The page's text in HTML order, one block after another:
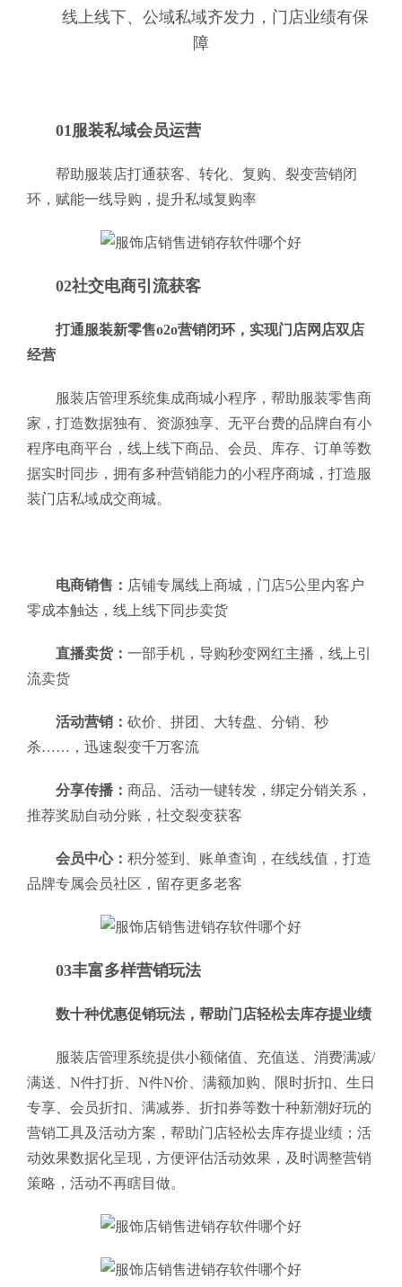
线上线下、公域私域齐发力，门店业绩有保
障
01服装私域会员运营
帮助服装店打通获客、转化、复购、裂变营销闭
环，赋能一线导购，提升私域复购率
02社交电商引流获客
打通服装新零售o2o营销闭环，实现门店网店双店
经营
服装店管理系统集成商城小程序，帮助服装零售商
家，打造数据独有、资源独享、无平台费的品牌自有小
程序电商平台，线上线下商品、会员、库存、订单等数
据实时同步，拥有多种营销能力的小程序商城，打造服
装门店私域成交商城。
电商销售： 店铺专属线上商城，门店5公里内客户
零成本触达，线上线下同步卖货
直播卖货： 一部手机，导购秒变网红主播，线上引
流卖货
活动营销： 砍价、拼团、大转盘、分销、秒
杀……，迅速裂变千万客流
分享传播： 商品、活动一键转发，绑定分销关系，
推荐奖励自动分账，社交裂变获客
会员中心： 积分签到、账单查询，在线线值，打造
品牌专属会员社区，留存更多老客
03丰富多样营销玩法
数十种优惠促销玩法，帮助门店轻松去库存提业绩
服装店管理系统提供小额储值、充值送、消费满减/
满送、N件打折、N件N价、满额加购、限时折扣、生日
专享、会员折扣、满减券、折扣券等数十种新潮好玩的
营销工具及活动方案，帮助门店轻松去库存提业绩；活
动效果数据化呈现，方便评估活动效果，及时调整营销
策略，活动不再瞎目做。